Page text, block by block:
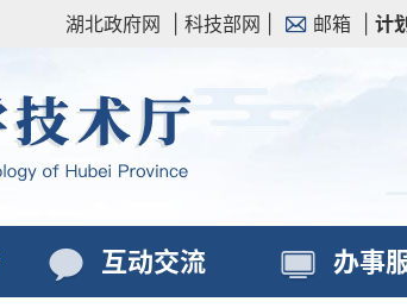
湖北政府网 科技部网 邮箱 计
互动交流 办事